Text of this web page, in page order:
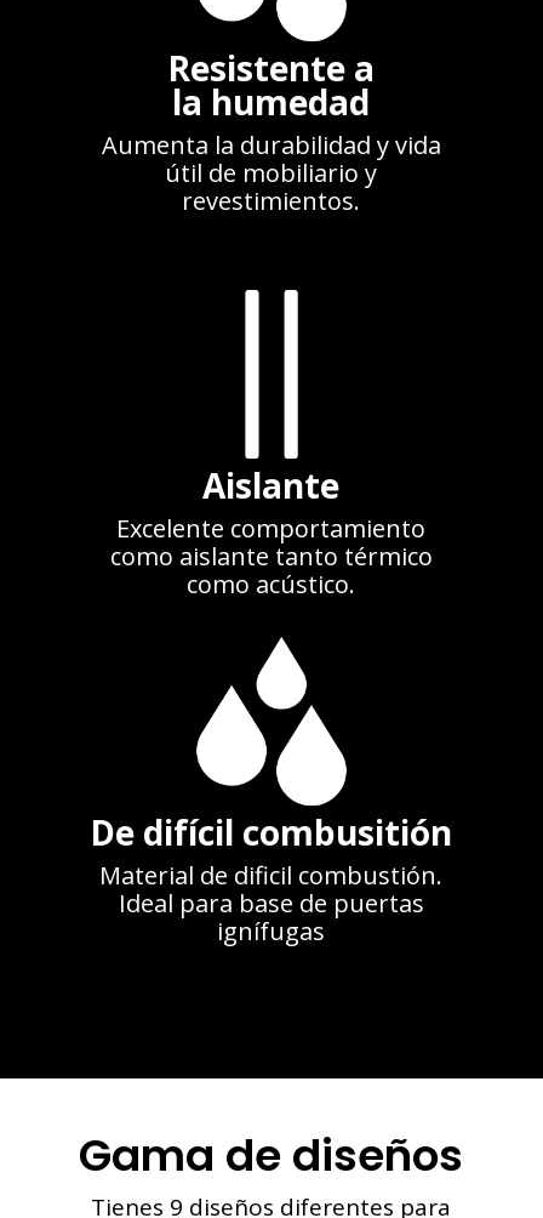
Resistente a
la humedad
Aumenta la durabilidad y vida
útil de mobiliario y
revestimientos.
Aislante
Excelente comportamiento
como aislante tanto térmico
como acústico.
De difícil combusitión
Material de dificil combustión.
Ideal para base de puertas
ignífugas
Gama de diseños
Tienes 9 diseños diferentes para